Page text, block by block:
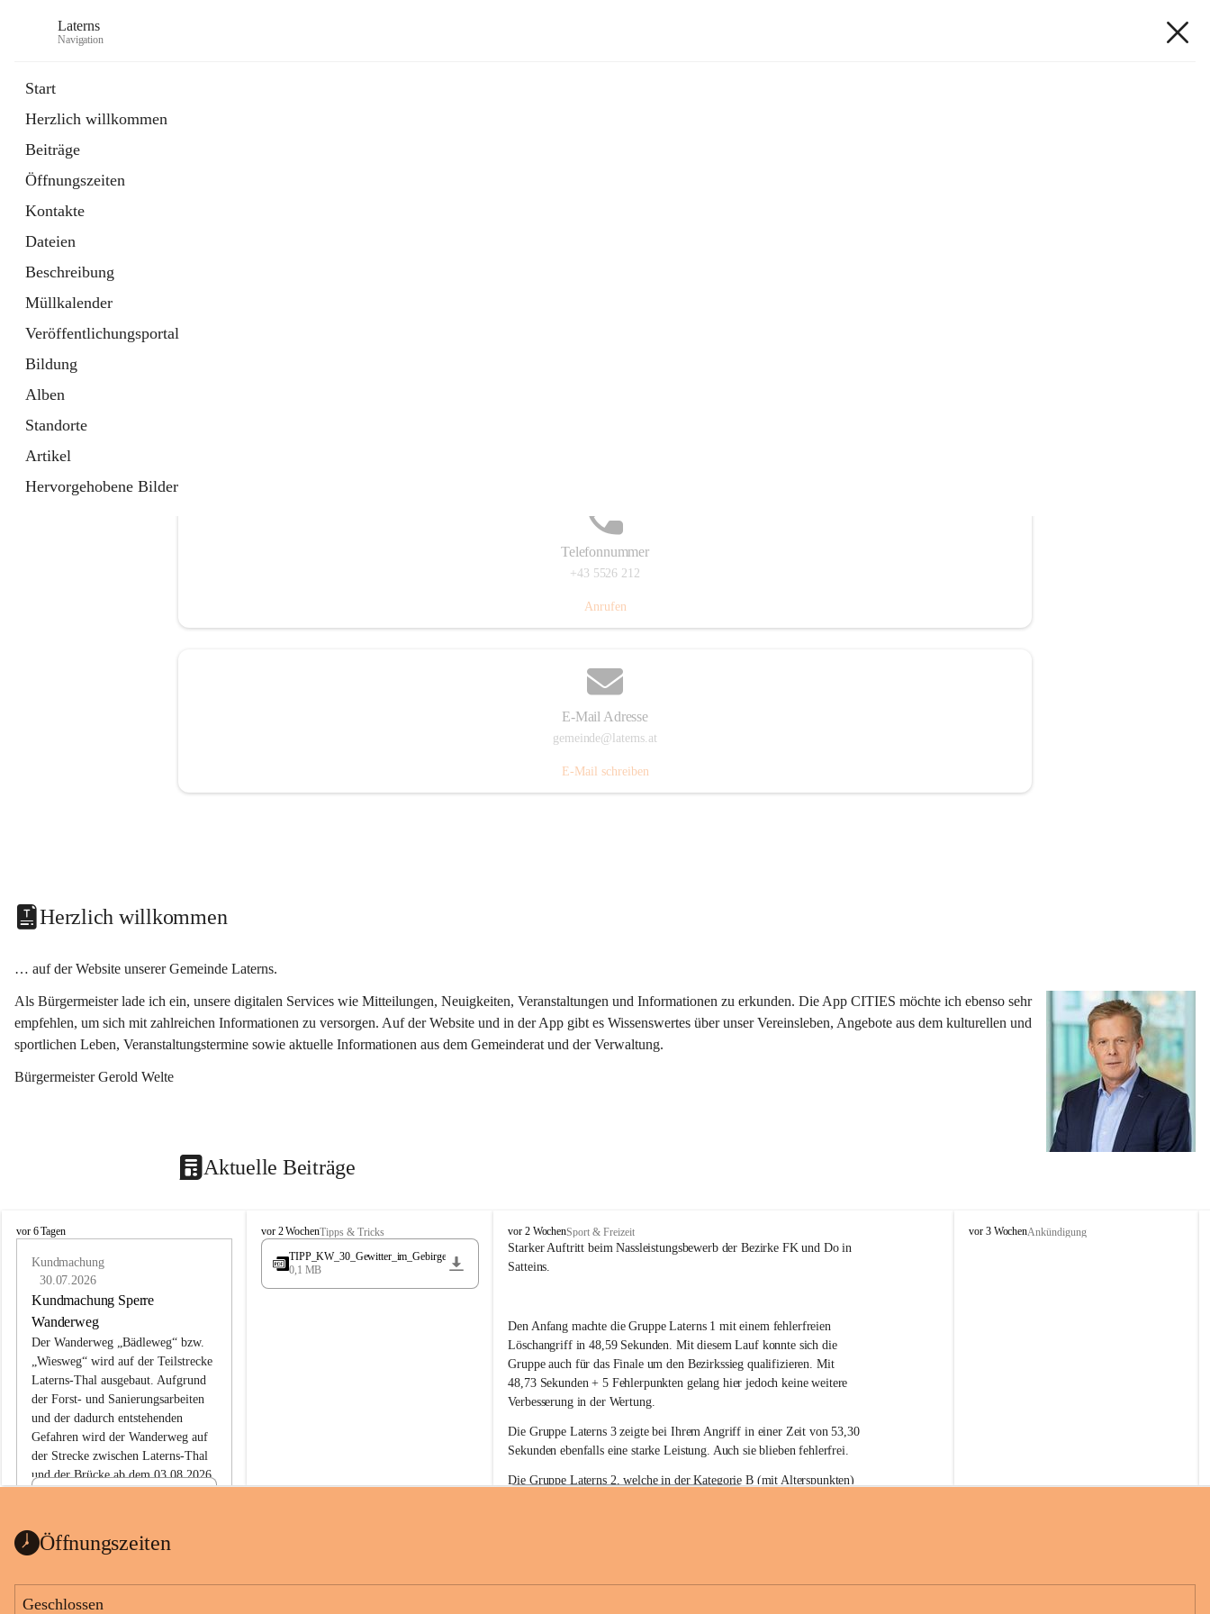
Laterns
Navigation
Start
Herzlich willkommen
Beiträge
Öffnungszeiten
Kontakte
Dateien
Beschreibung
Müllkalender
Veröffentlichungsportal
Bildung
Alben
Standorte
Artikel
Hervorgehobene Bilder
Telefonnummer
+43 5526 212
Anrufen
E-Mail Adresse
gemeinde@laterns.at
E-Mail schreiben
Herzlich willkommen
… auf der Website unserer Gemeinde Laterns.
Als Bürgermeister lade ich ein, unsere digitalen Services wie Mitteilungen, Neuigkeiten, Veranstaltungen und Informationen zu erkunden. Die App CITIES möchte ich ebenso sehr
empfehlen, um sich mit zahlreichen Informationen zu versorgen. Auf der Website und in der App gibt es Wissenswertes über unser Vereinsleben, Angebote aus dem kulturellen und
sportlichen Leben, Veranstaltungstermine sowie aktuelle Informationen aus dem Gemeinderat und der Verwaltung.
Bürgermeister Gerold Welte
Aktuelle Beiträge
L
vor 6 Tagen
Kundmachung
30.07.2026
Kundmachung Sperre
Wanderweg
Der Wanderweg „Bädleweg“ bzw.
„Wiesweg“ wird auf der Teilstrecke
Laterns-Thal ausgebaut. Aufgrund
der Forst- und Sanierungsarbeiten
und der dadurch entstehenden
Gefahren wird der Wanderweg auf
der Strecke zwischen Laterns-Thal
und der Brücke ab dem 03.08.2026
ht
1 Seite•0,1 MB
L
a
e
vor 2 WochenTipps & Tricks
TIPP_KW_30_Gewitter_im_Gebirge
0,1 MB
F
r
e
l
l
i
g
e
F
e
u
e
r
w
t
vor 2 WochenSport & Freizeit
Starker Auftritt beim Nassleistungsbewerb der Bezirke FK und Do in
Satteins.
Den Anfang machte die Gruppe Laterns 1 mit einem fehlerfreien
Löschangriff in 48,59 Sekunden. Mit diesem Lauf konnte sich die
Gruppe auch für das Finale um den Bezirkssieg qualifizieren. Mit
48,73 Sekunden + 5 Fehlerpunkten gelang hier jedoch keine weitere
Verbesserung in der Wertung.
Die Gruppe Laterns 3 zeigte bei Ihrem Angriff in einer Zeit von 53,30
Sekunden ebenfalls eine starke Leistung. Auch sie blieben fehlerfrei.
Die Gruppe Laterns 2, welche in der Kategorie B (mit Alterspunkten)
L
vor 3 WochenAnkündigung
Öffnungszeiten
Geschlossen